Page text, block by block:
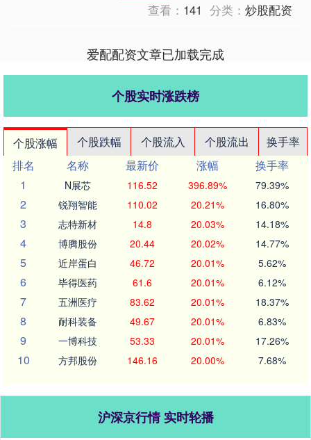
查看： 141 分类：炒股配资
爱配配资文章已加载完成
个股实时涨跌榜
个股涨幅 个股跌幅 个股流入 个股流出
换手率
排名
名称 最新价 涨幅
换手率
1
N展芯 116.52 396.89% 79.39%
2 锐翔智能 110.02 20.21% 16.80%
3 志特新材 14.8 20.03% 14.18%
4 博腾股份 20.44 20.02% 14.77%
5 近岸蛋白 46.72 20.01% 5.62%
6 毕得医药 61.6 20.01% 6.12%
7 五洲医疗 83.62 20.01% 18.37%
8 耐科装备 49.67 20.01% 6.83%
9 一博科技 53.33 20.01% 17.26%
10 方邦股份 146.16 20.00% 7.68%
沪深京行情 实时轮播